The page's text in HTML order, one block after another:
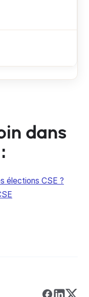
dans
élections CSE ?